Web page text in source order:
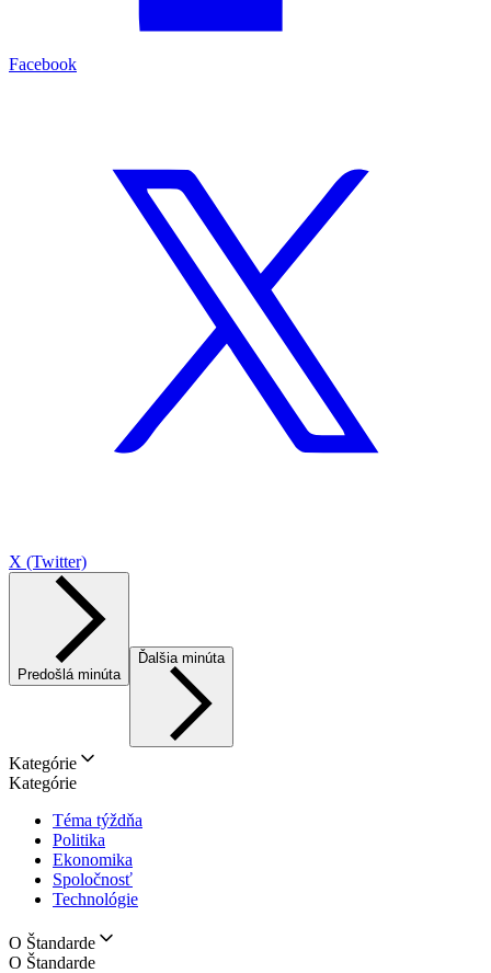
Facebook
X (Twitter)
Predošlá minúta
Ďalšia minúta
Kategórie
Kategórie
Téma týždňa
Politika
Ekonomika
Spoločnosť
Technológie
O Štandarde
O Štandarde